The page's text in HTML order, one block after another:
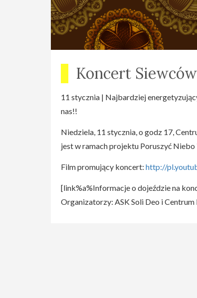
Koncert
11 stycznia | Najbardziej
nas!!
Niedziela, 11 stycznia, o godz 17,
jest w ramach projektu Poruszyć Niebo
Film promujący koncert: http://
[link%a%Informacje o dojeździe na
Organizatorzy: ASK Soli Deo i